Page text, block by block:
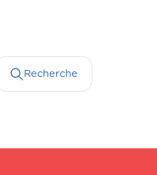
Recherche